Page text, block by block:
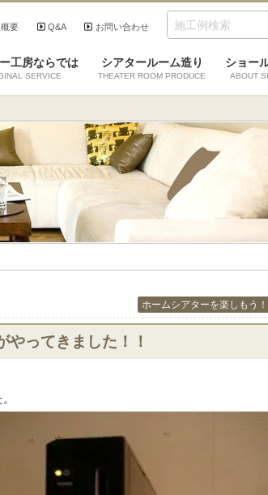
お問い合わせ
Q&A
要
工房ならでは
SERVICE
シアタールーム造り
THEATER ROOM PRODUCE
ショー
ABOUT
ホームシアターを楽しもう！
ってきました！！